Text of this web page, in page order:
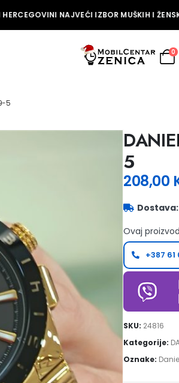
NAJVEĆI IZBOR MUŠKIH I
0
5
5
208,00
Dostava:
Ovaj
+387 61
SKU: 24816
Kategorije:
Oznake: